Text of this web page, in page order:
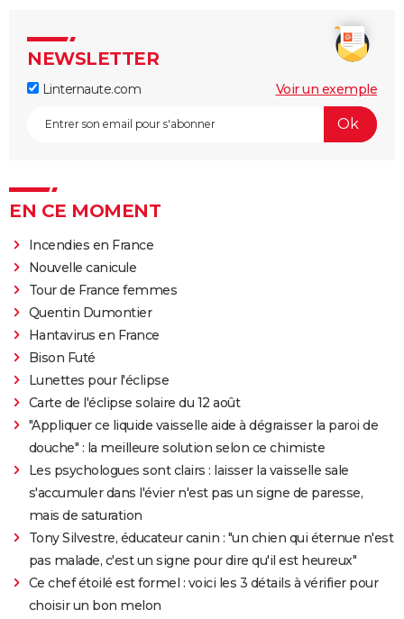
NEWSLETTER
Linternaute.com Voir un exemple
EN CE MOMENT
Incendies en France
Nouvelle canicule
Tour de France femmes
Quentin Dumontier
Hantavirus en France
Bison Futé
Lunettes pour l'éclipse
Carte de l'éclipse solaire du 12 août
"Appliquer ce liquide vaisselle aide à dégraisser la paroi de
douche" : la meilleure solution selon ce chimiste
Les psychologues sont clairs : laisser la vaisselle sale
s'accumuler dans l'évier n'est pas un signe de paresse,
mais de saturation
Tony Silvestre, éducateur canin : "un chien qui éternue n'est
pas malade, c'est un signe pour dire qu'il est heureux"
Ce chef étoilé est formel : voici les 3 détails à vérifier pour
choisir un bon melon